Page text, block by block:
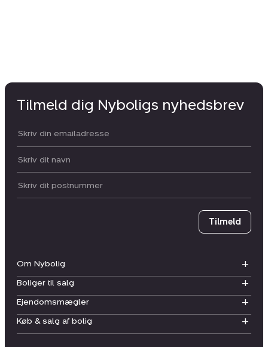
Om Nybolig
Boliger til salg
Ejendomsmægler
Køb & salg af bolig
Tilmeld dig Nyboligs nyhedsbrev
Din email:
Dit navn:
Postnummer
Tilmeld